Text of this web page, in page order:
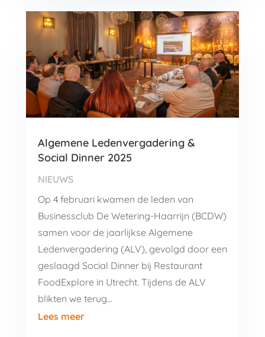
Algemene Ledenvergadering &
Social Dinner 2025
NIEUWS
Op 4 februari kwamen de leden van
Businessclub De Wetering-Haarrijn (BCDW)
samen voor de jaarlijkse Algemene
Ledenvergadering (ALV), gevolgd door een
geslaagd Social Dinner bij Restaurant
FoodExplore in Utrecht. Tijdens de ALV
blikten we terug…
Lees meer